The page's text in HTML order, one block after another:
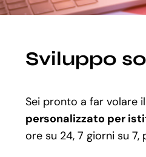
Sviluppo
Sei pronto a far volare
personalizzato per
ore su 24, 7 giorni su